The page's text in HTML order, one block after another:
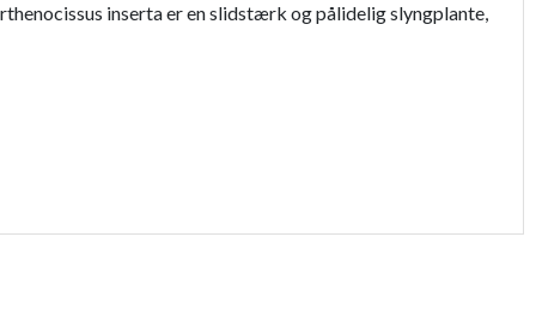
inserta er en slidstærk og pålidelig slyngplante,